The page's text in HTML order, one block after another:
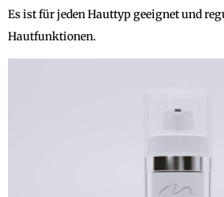
Es ist für jeden Hauttyp geeignet und
Hautfunktionen.